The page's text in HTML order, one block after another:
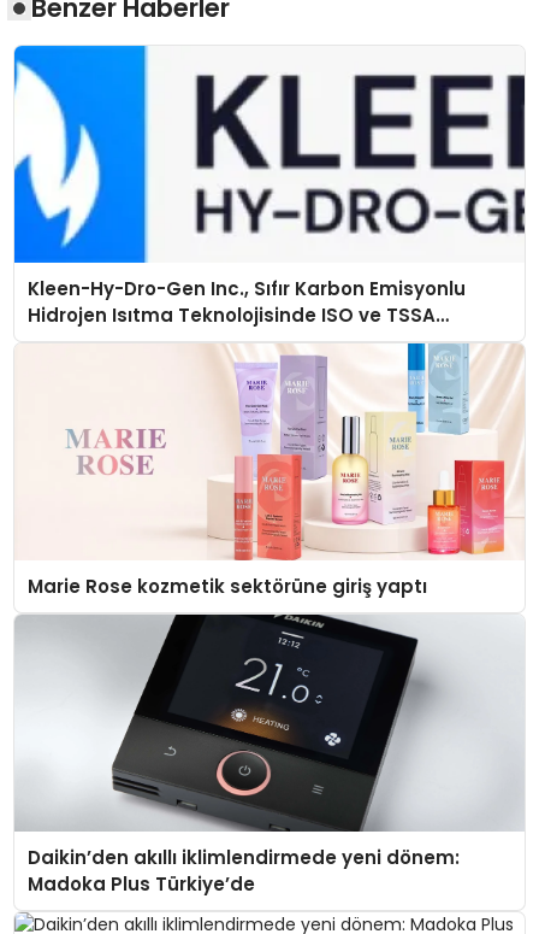
Benzer Haberler
Kleen-Hy-Dro-Gen Inc., Sıfır Karbon Emisyonlu
Hidrojen Isıtma Teknolojisinde ISO ve TSSA
Düzenleyici Onaylarını Aldı
Marie Rose kozmetik sektörüne giriş yaptı
Daikin’den akıllı iklimlendirmede yeni dönem:
Madoka Plus Türkiye’de